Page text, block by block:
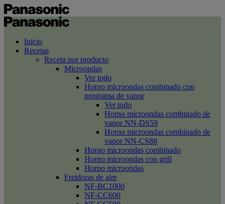
Inicio
Recetas
Receta por producto
Microondas
Ver todo
Horno microondas combinado con
programa de vapor
Ver todo
Horno microondas combinado de
vapor NN-DS59
Horno microondas combinado de
vapor NN-CS88
Horno microondas combinado
Horno microondas con grill
Horno microondas
Freidoras de aire
NF-BC1000
NF-CC600